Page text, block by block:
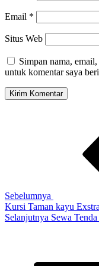
Email *
Situs Web
Simpan nama,
untuk komentar saya
Sebelumnya
Kursi Taman kayu
Pos
Selanjutnya Sewa